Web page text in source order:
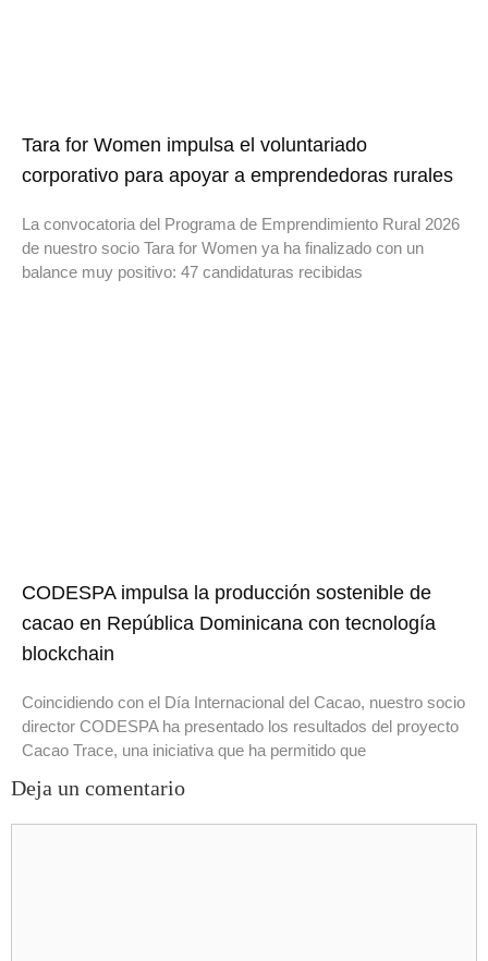
Tara for Women impulsa el voluntariado
corporativo para apoyar a emprendedoras rurales
La convocatoria del Programa de Emprendimiento Rural 2026
de nuestro socio Tara for Women ya ha finalizado con un
balance muy positivo: 47 candidaturas recibidas
CODESPA impulsa la producción sostenible de
cacao en República Dominicana con tecnología
blockchain
Coincidiendo con el Día Internacional del Cacao, nuestro socio
director CODESPA ha presentado los resultados del proyecto
Cacao Trace, una iniciativa que ha permitido que
Deja un comentario